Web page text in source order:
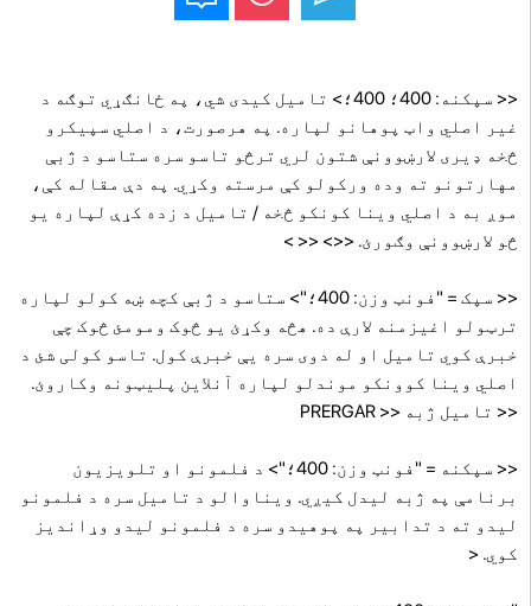
<< سپکنه: 400؛ 400؛> تامیل کیدی شي، په ځانګړي توګه د
غیر اصلي واټ پوهانو لپاره. په هرصورت، د اصلي سپیکرو
څخه ډیری لارښوونې شتون لري ترڅو تاسو سره ستاسو د ژبې
مهارتونو ته وده ورکولو کې مرسته وکړي. په دې مقاله کې،
موږ به د اصلي وینا کونکو څخه / تامیل د زده کړې لپاره یو
څو لارښوونې وګورئ. <<> << >
<< سپک = "فونټ وزن: 400؛"> ستاسو د ژبې کچه ښه کولو لپاره
ترټولو اغیزمنه لارې ده. هڅه وکړئ یو څوک ومومئ څوک چې
خبرې کوي تامیل او له دوی سره یې خبرې کول. تاسو کولی شئ د
اصلي وینا کوونکو موندلو لپاره آنلاین پلیټونه وکاروئ.
<< تامیل ژبه << PRERGAR
<< سپکنه = "فونټ وزن: 400؛"> د فلمونو او تلویزیون
برنامې په ژبه لیدل کیږي. ویناوالو د تامیل سره د فلمونو
لیدو ته د تدابیر په پوهیدو سره د فلمونو لیدو وړاندیز
کوي. <